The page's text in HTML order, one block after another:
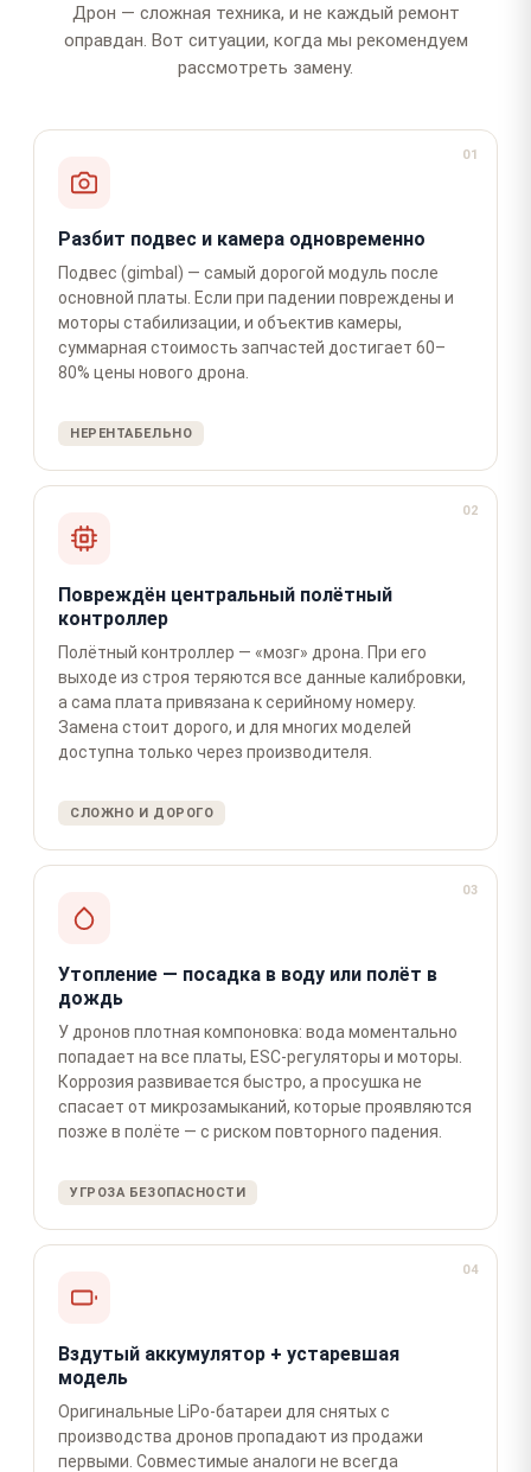
Дрон — сложная техника, и не каждый ремонт
оправдан. Вот ситуации, когда мы рекомендуем
рассмотреть замену.
01
Разбит подвес и камера одновременно
Подвес (gimbal) — самый дорогой модуль после
основной платы. Если при падении повреждены и
моторы стабилизации, и объектив камеры,
суммарная стоимость запчастей достигает 60–
80% цены нового дрона.
НЕРЕНТАБЕЛЬНО
02
Повреждён центральный полётный
контроллер
Полётный контроллер — «мозг» дрона. При его
выходе из строя теряются все данные калибровки,
а сама плата привязана к серийному номеру.
Замена стоит дорого, и для многих моделей
доступна только через производителя.
СЛОЖНО И ДОРОГО
03
Утопление — посадка в воду или полёт в
дождь
У дронов плотная компоновка: вода моментально
попадает на все платы, ESC-регуляторы и моторы.
Коррозия развивается быстро, а просушка не
спасает от микрозамыканий, которые проявляются
позже в полёте — с риском повторного падения.
УГРОЗА БЕЗОПАСНОСТИ
04
Вздутый аккумулятор + устаревшая
модель
Оригинальные LiPo-батареи для снятых с
производства дронов пропадают из продажи
первыми. Совместимые аналоги не всегда